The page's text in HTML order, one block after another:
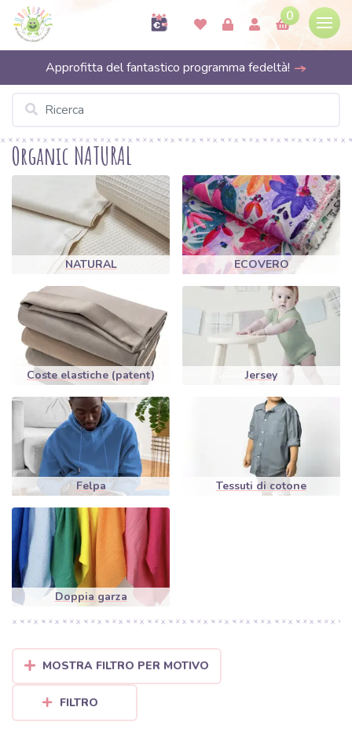
0
Approfitta del fantastico programma fedeltà!
Organic NATURAL
NATURAL ECOVERO
Coste elastiche (patent) Jersey
Felpa Tessuti di cotone
Doppia garza
MOSTRA FILTRO PER MOTIVO
FILTRO